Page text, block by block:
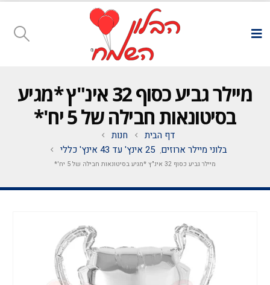
מיילר גביע כסוף 32 אינ"ץ *מגיע
בסיטונאות חבילה של 5 יח'*
דף הבית
חנות
בלוני מיילר ארוזים, 25 אינץ' עד 43 אינץ' כללי
מיילר גביע כסוף 32 אינ"ץ *מגיע בסיטונאות חבילה של 5 יח'*